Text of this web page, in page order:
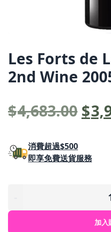
Les Forts de
2nd Wine
$4,683.00 原
格：
$
消費超過$500
即享免費送貨服務
de
加入